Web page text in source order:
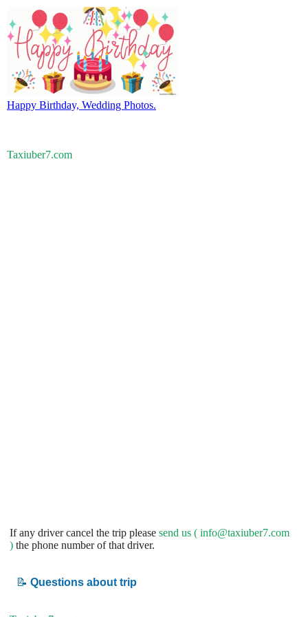
Happy Birthday, Wedding Photos.
Taxiuber7.com
If any driver cancel the trip please send us ( info@taxiuber7.com
) the phone number of that driver.
📝 Questions about trip